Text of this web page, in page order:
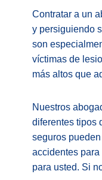
Contratar a un
y persiguiendo
son
víctimas de
más altos que
Nuestros
diferentes tipos
seguros
accidentes
para usted. Si